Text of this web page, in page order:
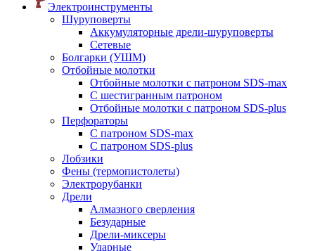
Электроинструменты
Шуруповерты
Аккумуляторные дрели-шуруповерты
Сетевые
Болгарки (УШМ)
Отбойные молотки
Отбойные молотки с патроном SDS-max
С шестигранным патроном
Отбойные молотки с патроном SDS-plus
Перфораторы
С патроном SDS-max
С патроном SDS-plus
Лобзики
Фены (термопистолеты)
Электрорубанки
Дрели
Алмазного сверления
Безударные
Дрели-миксеры
Ударные